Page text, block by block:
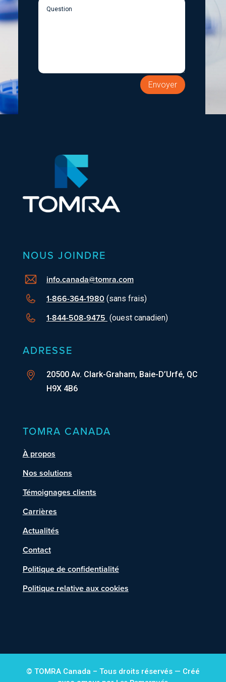
Envoyer
NOUS JOINDRE
info.canada@tomra.com
1-866-364-1980(sans frais)
1-844-508-9475 (ouest canadien)
ADRESSE
20500 Av. Clark-Graham, Baie-D’Urfé, QC
H9X 4B6
TOMRA CANADA
À propos
Nos solutions
Témoignages clients
Carrières
Actualités
Contact
Politique de confidentialité
Politique relative aux cookies
© TOMRA Canada – Tous droits réservés — Créé